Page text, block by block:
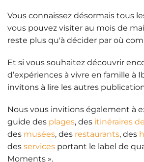
Vous connaissez désormais tous
vous pouvez visiter au mois de
reste plus qu'à décider par où
Et si vous souhaitez découvrir
d’expériences à vivre en famille à
invitons à lire les autres
Nous vous invitions également à
guide des plages, des itinéraires
des musées, des restaurants, des
des services portant le label de
Moments ».